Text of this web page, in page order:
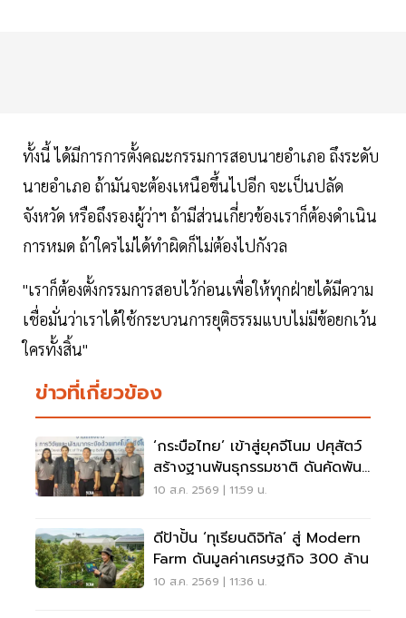
ทั้งนี้ ได้มีการการตั้งคณะกรรมการสอบนายอำเภอ ถึงระดับ
นายอำเภอ ถ้ามันจะต้องเหนือขึ้นไปอีก จะเป็นปลัด
จังหวัด หรือถึงรองผู้ว่าฯ ถ้ามีส่วนเกี่ยวข้องเราก็ต้องดำเนิน
การหมด ถ้าใครไม่ได้ทำผิดก็ไม่ต้องไปกังวล
"เราก็ต้องตั้งกรรมการสอบไว้ก่อนเพื่อให้ทุกฝ่ายได้มีความ
เชื่อมั่นว่าเราได้ใช้กระบวนการยุติธรรมแบบไม่มีข้อยกเว้น
ใครทั้งสิ้น"
ข่าวที่เกี่ยวข้อง
‘กระบือไทย’ เข้าสู่ยุคจีโนม ปศุสัตว์
สร้างฐานพันธุกรรมชาติ ดันคัดพันธุ์
แม่นยำ
10 ส.ค. 2569 | 11:59 น.
ดีป้าปั้น ‘ทุเรียนดิจิทัล’ สู่ Modern
Farm ดันมูลค่าเศรษฐกิจ 300 ล้าน
10 ส.ค. 2569 | 11:36 น.